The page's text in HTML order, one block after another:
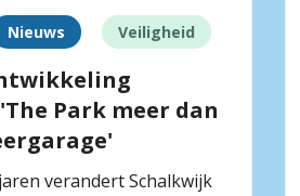
Nieuws Veiligheid
Park meer dan
verandert Schalkwijk